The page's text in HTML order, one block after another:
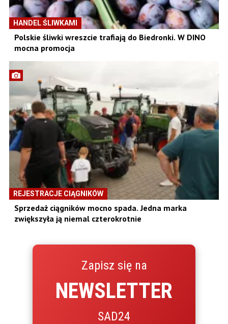
HANDEL ŚLIWKAMI
Polskie śliwki wreszcie trafiają do Biedronki. W DINO
mocna promocja
REJESTRACJE CIĄGNIKÓW
Sprzedaż ciągników mocno spada. Jedna marka
zwiększyła ją niemal czterokrotnie
Zapisz się na
NEWSLETTER
SAD24